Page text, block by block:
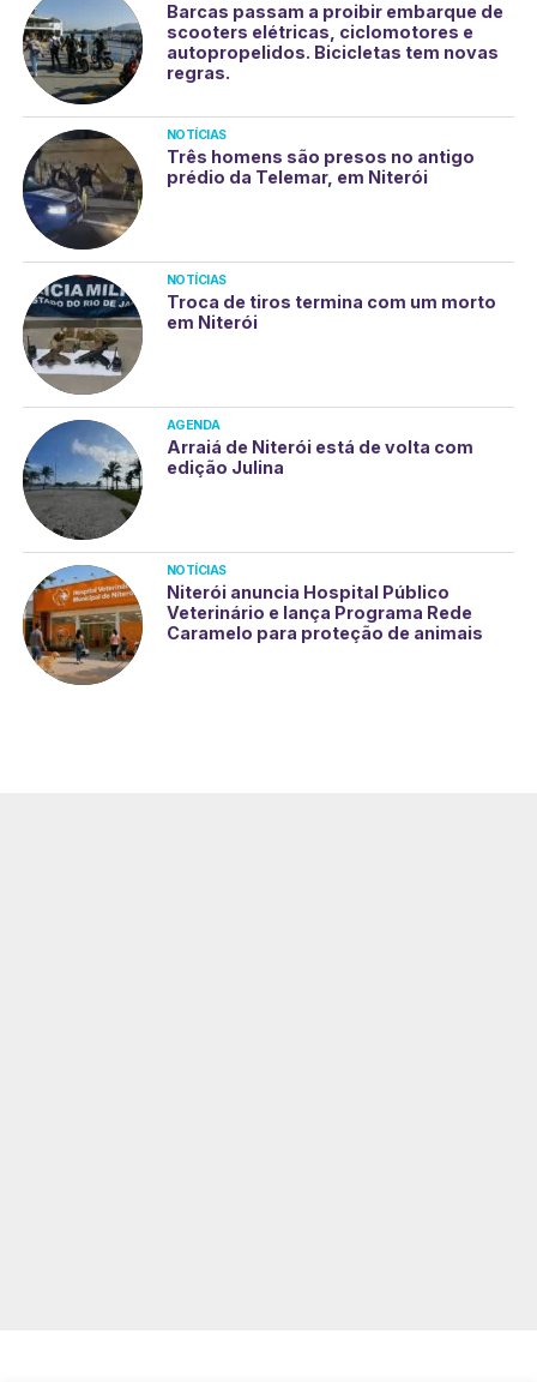
Barcas passam a proibir embarque de
scooters elétricas, ciclomotores e
autopropelidos. Bicicletas tem novas
regras.
NOTÍCIAS
Três homens são presos no antigo
prédio da Telemar, em Niterói
NOTÍCIAS
Troca de tiros termina com um morto
em Niterói
AGENDA
Arraiá de Niterói está de volta com
edição Julina
NOTÍCIAS
Niterói anuncia Hospital Público
Veterinário e lança Programa Rede
Caramelo para proteção de animais